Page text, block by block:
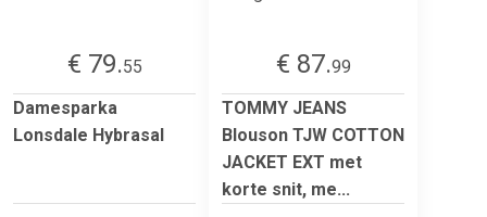
€ 79.55
Damesparka
Lonsdale Hybrasal
€ 87.99
TOMMY JEANS
Blouson TJW COTTON
JACKET EXT met
korte snit, me...